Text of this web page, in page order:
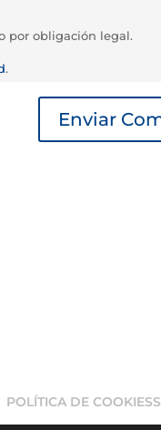
por obligación legal.
.
POLÍTICA DE COOKIESS